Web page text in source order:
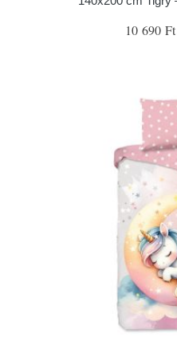
10 690 Ft